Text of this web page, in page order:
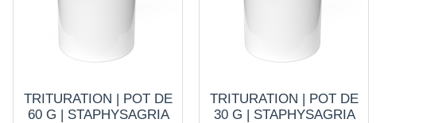
TRITURATION | POT DE
60 G | STAPHYSAGRIA
TRITURATION | POT DE
30 G | STAPHYSAGRIA